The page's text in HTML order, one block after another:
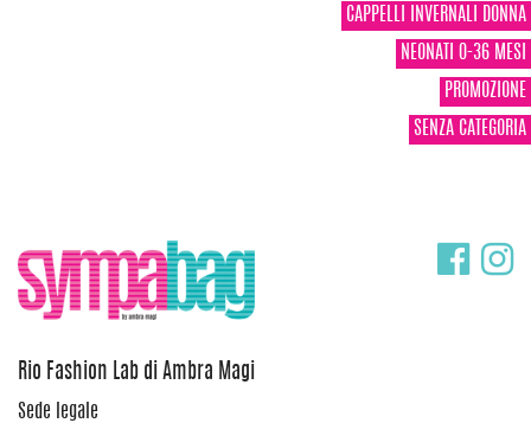
CAPPELLI INVERNALI DONNA
NEONATI 0-36 MESI
PROMOZIONE
SENZA CATEGORIA
Rio Fashion Lab di Ambra Magi
Sede legale